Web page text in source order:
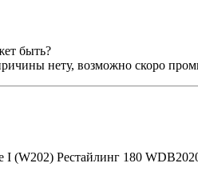
быть?
нету, возможно скоро
I (W202) Рестайлинг 180